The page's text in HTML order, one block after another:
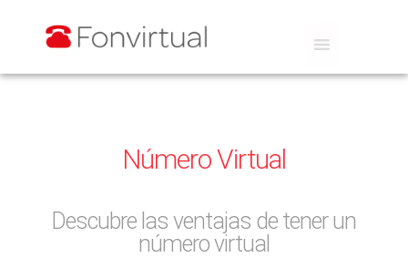
Número Virtual
Descubre las ventajas de tener un
número virtual